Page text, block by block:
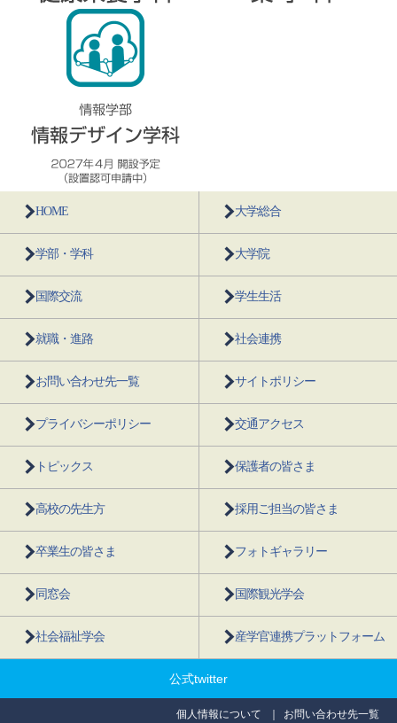
HOME 大学総合
学部・学科 大学院
国際交流 学生生活
就職・進路 社会連携
お問い合わせ先一覧 サイトポリシー
プライバシーポリシー 交通アクセス
トピックス 保護者の皆さま
高校の先生方 採用ご担当の皆さま
卒業生の皆さま フォトギャラリー
同窓会 国際観光学会
社会福祉学会 産学官連携プラットフォーム
公式twitter
個人情報について お問い合わせ先一覧